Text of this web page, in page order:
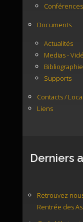
Conférences
Documents
Actualités
Medias -
Bibliographie
Supports
Contacts /
Liens
Derniers
Retrouvez
Rentrée des